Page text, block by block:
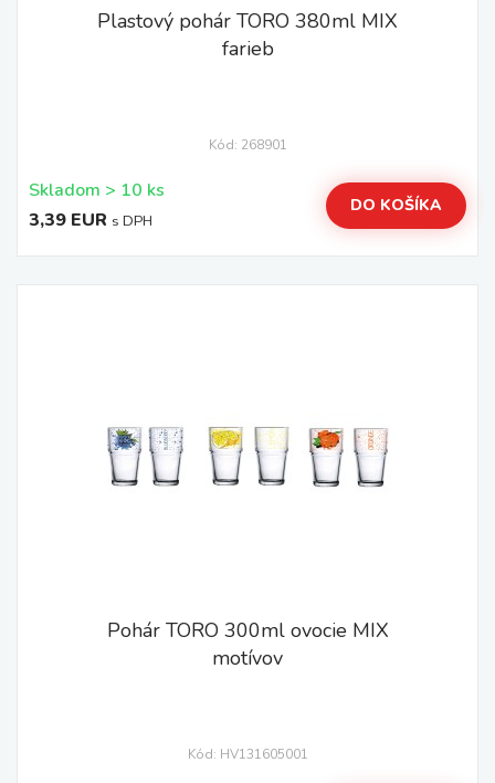
Plastový pohár TORO 380ml MIX
farieb
Kód: 268901
Skladom > 10 ks
3,39 EUR s DPH
DO KOŠÍKA
Pohár TORO 300ml ovocie MIX
motívov
Kód: HV131605001